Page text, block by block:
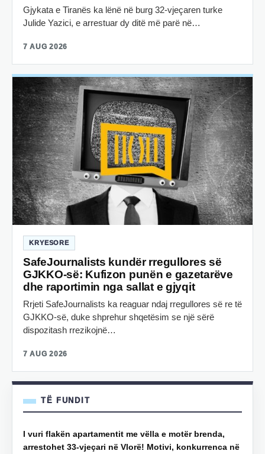
Gjykata e Tiranës ka lënë në burg 32-vjeçaren turke
Julide Yazici, e arrestuar dy ditë më parë në…
7 AUG 2026
KRYESORE
SafeJournalists kundër rregullores së
GJKKO-së: Kufizon punën e gazetarëve
dhe raportimin nga sallat e gjyqit
Rrjeti SafeJournalists ka reaguar ndaj rregullores së re të
GJKKO-së, duke shprehur shqetësim se një sërë
dispozitash rrezikojnë…
7 AUG 2026
TË FUNDIT
I vuri flakën apartamentit me vëlla e motër brenda,
arrestohet 33-vjeçari në Vlorë! Motivi, konkurrenca në